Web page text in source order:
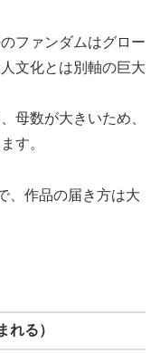
ファンダムはグロー
文化とは別軸の巨大
母数が大きいため、
す。
、作品の届き方は大
れる）